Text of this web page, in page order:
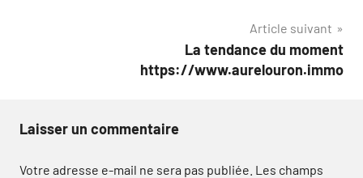
Article suivant
La tendance du moment
https://www.aurelouron.immo
Laisser un commentaire
Votre adresse e-mail ne sera pas publiée. Les champs